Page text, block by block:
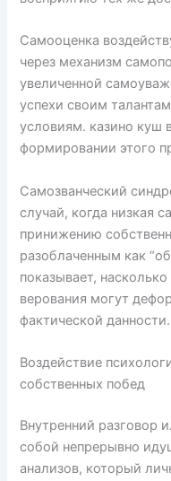
Самооценка
через механизм
увеличенной
успехи своим
условиям. казино куш
формировании этого
Самозванческий
случай, когда низкая
принижению
разоблаченным как
показывает,
верования могут
фактической данности.
Воздействие
собственных побед
Внутренний разговор
собой непрерывно
анализов, который